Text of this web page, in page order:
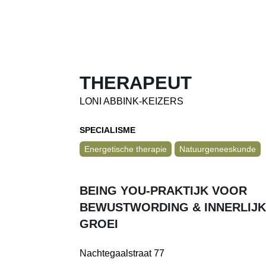
THERAPEUT
LONI ABBINK-KEIZERS
SPECIALISME
Energetische therapie
Natuurgeneeskunde
BEING YOU-PRAKTIJK VOOR
BEWUSTWORDING &
GROEI
Nachtegaalstraat 77